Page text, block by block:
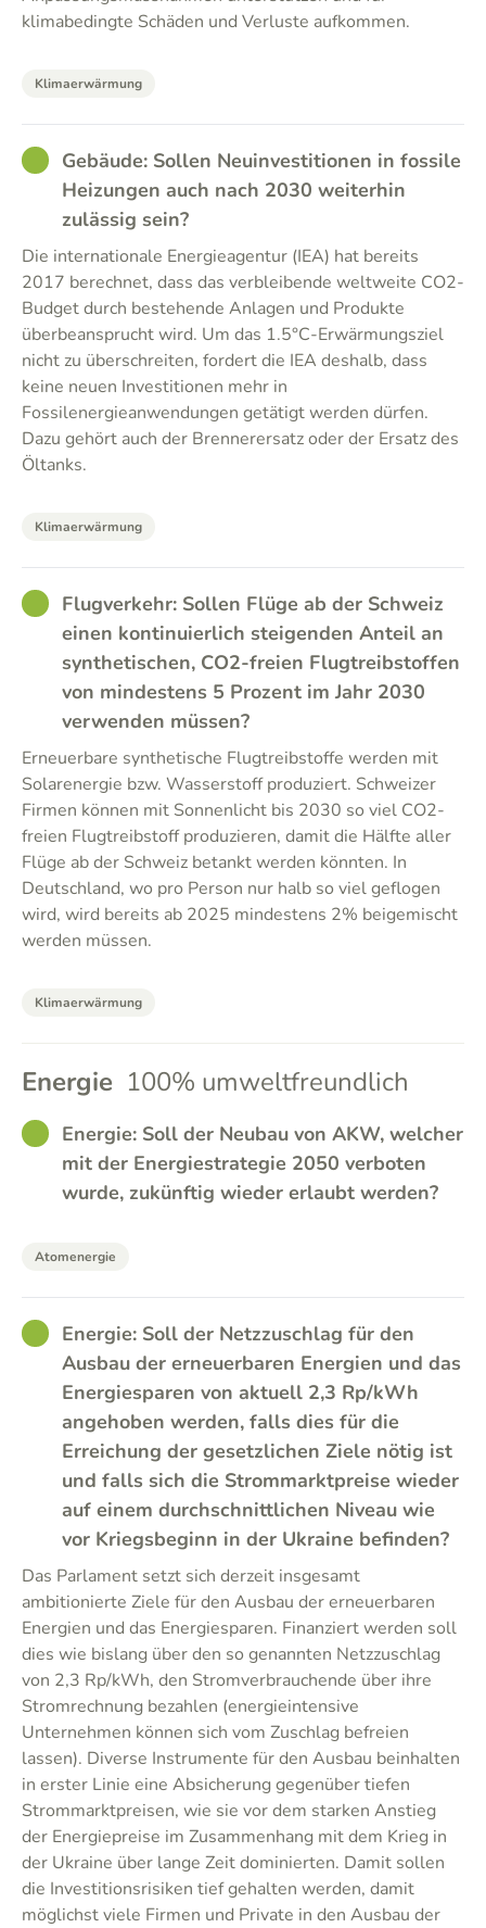
klimabedingte Schäden und Verluste aufkommen.
Klimaerwärmung
GOODGebäude: Sollen Neuinvestitionen in fossile
Heizungen auch nach 2030 weiterhin
zulässig sein?
Die internationale Energieagentur (IEA) hat bereits
2017 berechnet, dass das verbleibende weltweite CO2-
Budget durch bestehende Anlagen und Produkte
überbeansprucht wird. Um das 1.5°C-Erwärmungsziel
nicht zu überschreiten, fordert die IEA deshalb, dass
keine neuen Investitionen mehr in
Fossilenergieanwendungen getätigt werden dürfen.
Dazu gehört auch der Brennerersatz oder der Ersatz des
Öltanks.
Klimaerwärmung
GOODFlugverkehr: Sollen Flüge ab der Schweiz
einen kontinuierlich steigenden Anteil an
synthetischen, CO2-freien Flugtreibstoffen
von mindestens 5 Prozent im Jahr 2030
verwenden müssen?
Erneuerbare synthetische Flugtreibstoffe werden mit
Solarenergie bzw. Wasserstoff produziert. Schweizer
Firmen können mit Sonnenlicht bis 2030 so viel CO2-
freien Flugtreibstoff produzieren, damit die Hälfte aller
Flüge ab der Schweiz betankt werden könnten. In
Deutschland, wo pro Person nur halb so viel geflogen
wird, wird bereits ab 2025 mindestens 2% beigemischt
werden müssen.
Klimaerwärmung
Energie 100% umweltfreundlich
GOODEnergie: Soll der Neubau von AKW, welcher
mit der Energiestrategie 2050 verboten
wurde, zukünftig wieder erlaubt werden?
Atomenergie
GOODEnergie: Soll der Netzzuschlag für den
Ausbau der erneuerbaren Energien und das
Energiesparen von aktuell 2,3 Rp/kWh
angehoben werden, falls dies für die
Erreichung der gesetzlichen Ziele nötig ist
und falls sich die Strommarktpreise wieder
auf einem durchschnittlichen Niveau wie
vor Kriegsbeginn in der Ukraine befinden?
Das Parlament setzt sich derzeit insgesamt
ambitionierte Ziele für den Ausbau der erneuerbaren
Energien und das Energiesparen. Finanziert werden soll
dies wie bislang über den so genannten Netzzuschlag
von 2,3 Rp/kWh, den Stromverbrauchende über ihre
Stromrechnung bezahlen (energieintensive
Unternehmen können sich vom Zuschlag befreien
lassen). Diverse Instrumente für den Ausbau beinhalten
in erster Linie eine Absicherung gegenüber tiefen
Strommarktpreisen, wie sie vor dem starken Anstieg
der Energiepreise im Zusammenhang mit dem Krieg in
der Ukraine über lange Zeit dominierten. Damit sollen
die Investitionsrisiken tief gehalten werden, damit
möglichst viele Firmen und Private in den Ausbau der